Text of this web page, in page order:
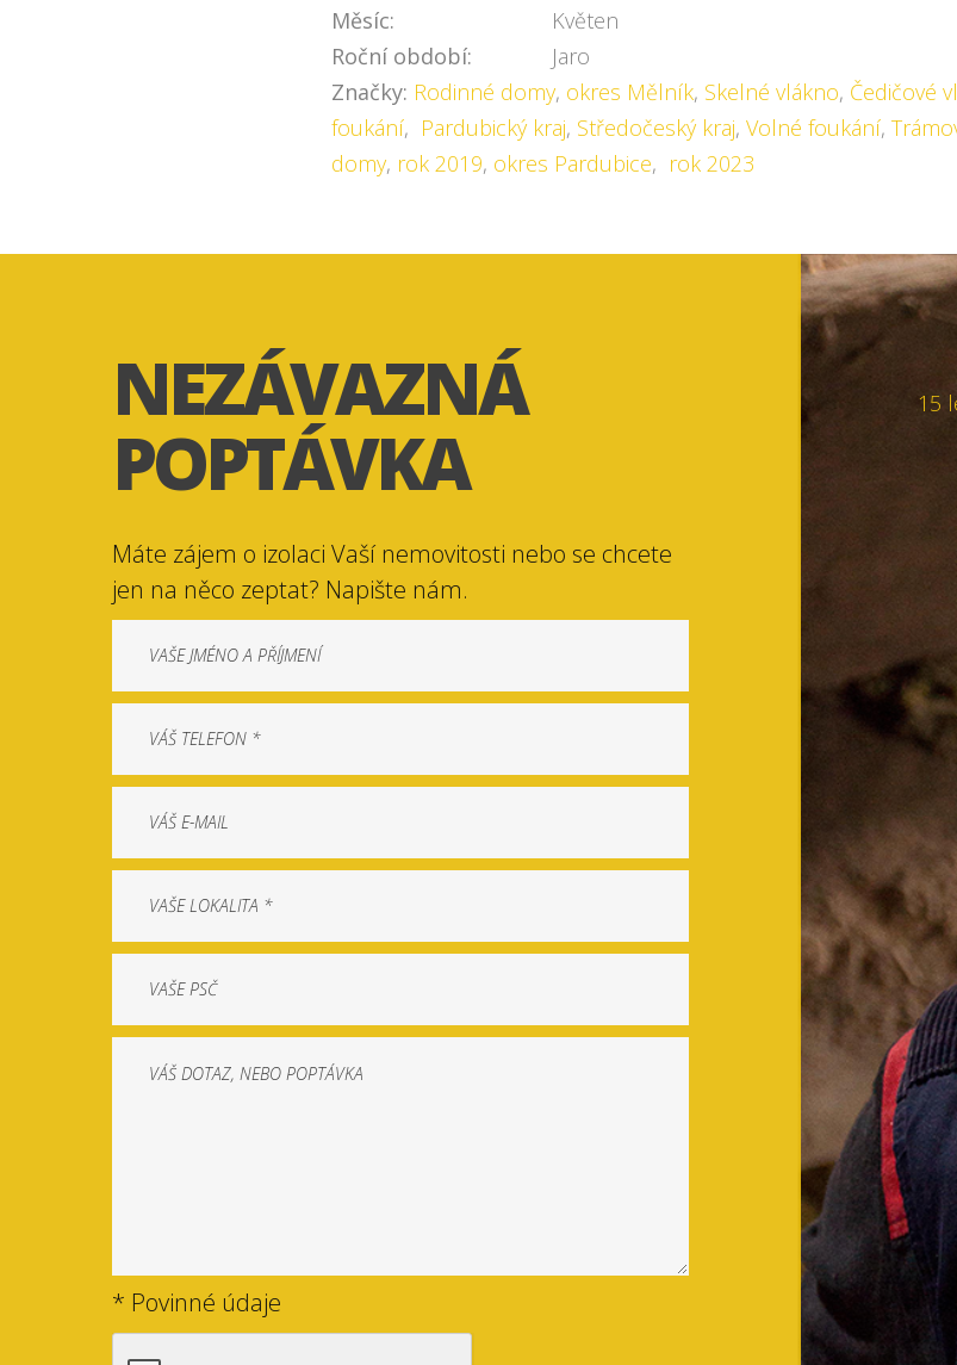
Měsíc:
Květen
Roční období:
Jaro
Značky: Rodinné domy, okres Mělník, Skelné vlákno, Čedičové
foukání, Pardubický kraj, Středočeský kraj,Volné foukání,
domy, rok 2019, okres Pardubice, rok 2023
NEZÁVAZNÁ
POPTÁVKA
Máte zájem o izolaci Vaší nemovitosti nebo se chcete
jen na něco zeptat? Napište nám.
* Povinné údaje
15